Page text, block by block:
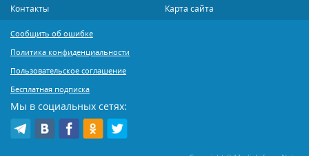
Контакты
Карта сайта
Сообщить об ошибке
Политика конфиденциальности
Пользовательское соглашение
Бесплатная подписка
Мы в социальных сетях: